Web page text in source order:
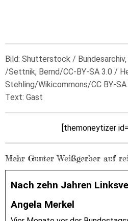
Bild: Shutterstock /
/Settnik, Bernd/CC-BY-SA 3.0 /
Stehling/Wikicommons/CC BY-
Text: Gast
[themoneytizer
Mehr Gunter Weißgerber auf
Nach zehn Jahren
Angela Merkel